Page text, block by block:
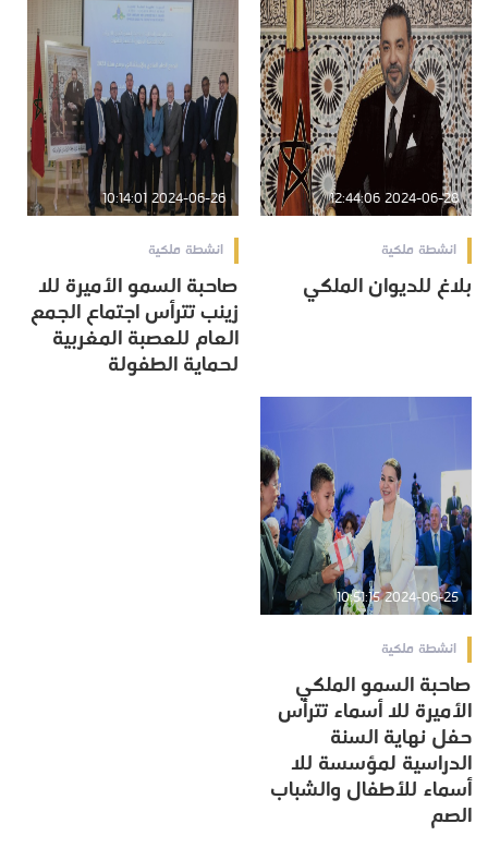
2024-06-28 12:44:06
انشطة ملكية
بلاغ للديوان الملكي
2024-06-26 10:14:01
انشطة ملكية
صاحبة السمو الأميرة للا
زينب تترأس اجتماع الجمع
العام للعصبة المغربية
لحماية الطفولة
2024-06-25 10:51:15
انشطة ملكية
صاحبة السمو الملكي
الأميرة للا أسماء تترأس
حفل نهاية السنة
الدراسية لمؤسسة للا
أسماء للأطفال والشباب
الصم